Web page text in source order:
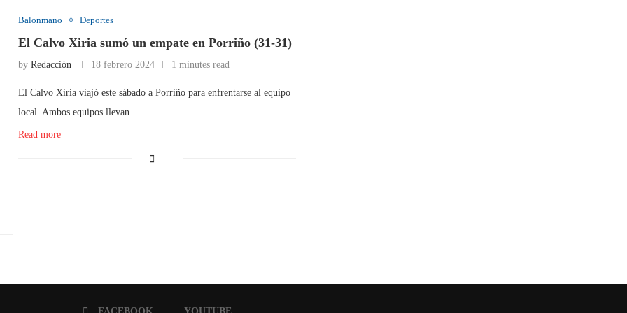
Balonmano Deportes
El Calvo Xiria sumó un empate en Porriño (31-31)
byRedacción 18 febrero 2024 1 minutes read
El Calvo Xiria viajó este sábado a Porriño para enfrentarse al equipo
local. Ambos equipos llevan …
Read more